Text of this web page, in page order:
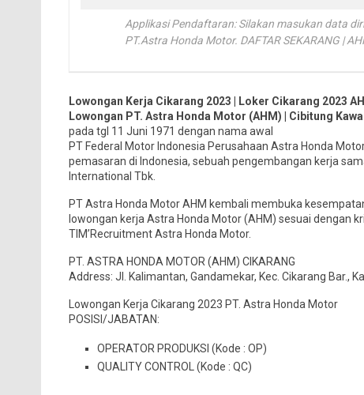
Applikasi Pendaftaran: Silakan masukan data
PT.Astra Honda Motor. DAFTAR SEKARANG |
Lowongan Kerja Cikarang 2023 | Loker Cikarang 2023
Lowongan PT. Astra Honda Motor (AHM) | Cibitung
pada tgl 11 Juni 1971 dengan nama awal
PT Federal Motor Indonesia Perusahaan Astra Honda
pemasaran di Indonesia, sebuah pengembangan kerja
International Tbk.
PT Astra Honda Motor AHM kembali membuka
lowongan kerja Astra Honda Motor (AHM) sesuai dengan
TIM’Recruitment Astra Honda Motor.
PT. ASTRA HONDA MOTOR (AHM) CIKARANG
Address: Jl. Kalimantan, Gandamekar, Kec. Cikarang Bar.,
Lowongan Kerja Cikarang 2023 PT. Astra Honda Motor
POSISI/JABATAN:
OPERATOR PRODUKSI (Kode : OP)
QUALITY CONTROL (Kode : QC)